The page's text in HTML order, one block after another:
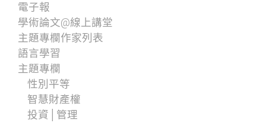
電子報
學術論文@線上講堂
主題專欄作家列表
語言學習
主題專欄
性別平等
智慧財產權
投資│管理